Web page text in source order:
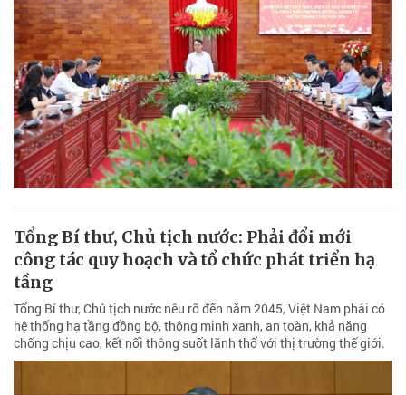
Tổng Bí thư, Chủ tịch nước: Phải đổi mới
công tác quy hoạch và tổ chức phát triển hạ
tầng
Tổng Bí thư, Chủ tịch nước nêu rõ đến năm 2045, Việt Nam phải có
hệ thống hạ tầng đồng bộ, thông minh xanh, an toàn, khả năng
chống chịu cao, kết nối thông suốt lãnh thổ với thị trường thế giới.